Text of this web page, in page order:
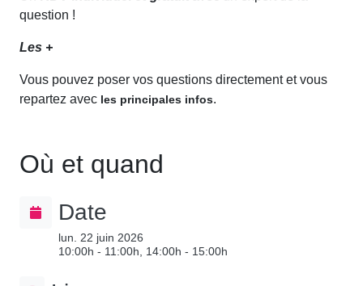
question !
Les +
Vous pouvez poser vos questions directement et vous
repartez avecles principales infos.
Où et quand
Date
lun. 22 juin 2026
10:00h - 11:00h, 14:00h - 15:00h